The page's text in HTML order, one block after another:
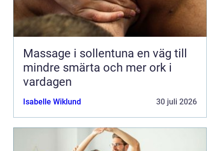
Massage i sollentuna en väg till
mindre smärta och mer ork i
vardagen
Isabelle Wiklund 30 juli 2026